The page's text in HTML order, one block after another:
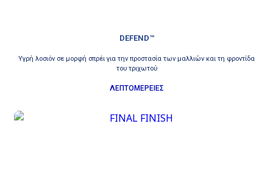
DEFEND™
Υγρή λοσιόν σε μορφή σπρέι για την προστασία των μαλλιών και τη φροντίδα
του τριχωτού
ΛΕΠΤΟΜΕΡΕΙΕΣ